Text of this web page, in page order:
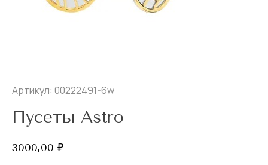
Артикул: 00222491-6w
Пусеты Astro
3000,00 ₽